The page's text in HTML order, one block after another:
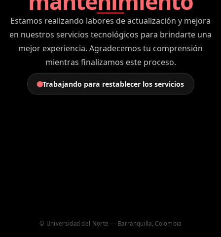
Estamos realizando labores de actualización y mejora
en nuestros servicios tecnológicos para brindarte una
mejor experiencia. Agradecemos tu comprensión
mientras finalizamos este proceso.
Trabajando para restablecer los servicios
© Universidad del Norte — Barranquilla, Colombia